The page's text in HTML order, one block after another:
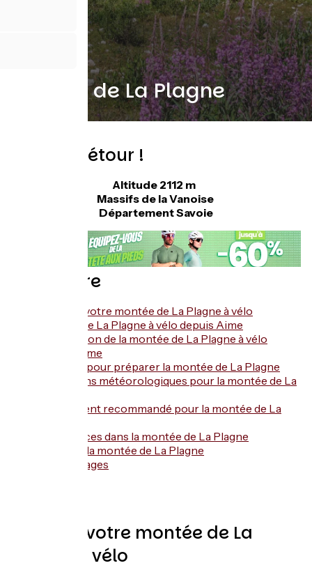
Montée de La Plagne
Vaut le détour !
Altitude 2112 m
Massifs de la Vanoise
Département Savoie
Sommaire
Planifiez votre montée de La Plagne à vélo
Montée de La Plagne à vélo depuis Aime
Description de la montée de La Plagne à vélo
depuis Aime
Conseils pour préparer la montée de La Plagne
Conditions météorologiques pour la montée de La
Équipement recommandé pour la montée de La
Les services dans la montée de La Plagne
L'accès à la montée de La Plagne
Témoignages
Planifiez votre montée de La
Plagne à vélo